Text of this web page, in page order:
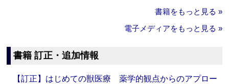
書籍をもっと見る »
電子メディアをもっと見る »
書籍 訂正・追加情報
【訂正】はじめての獣医療 薬学的観点からのアプロー